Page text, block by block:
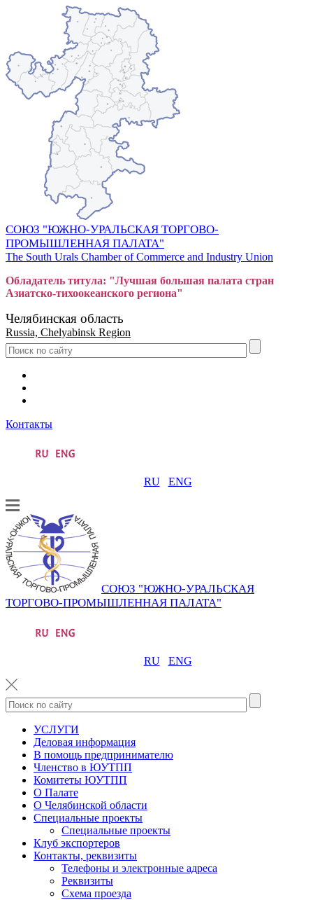
СОЮЗ "ЮЖНО-УРАЛЬСКАЯ ТОРГОВО-
ПРОМЫШЛЕННАЯ ПАЛАТА"
The South Urals Chamber of Commerce and Industry Union
Обладатель титула: "Лучшая большая палата стран
Азиатско-тихоокеанского региона"
Челябинская область
Russia, Chelyabinsk Region
Контакты
RU ENG
СОЮЗ "ЮЖНО-УРАЛЬСКАЯ
ТОРГОВО-ПРОМЫШЛЕННАЯ ПАЛАТА"
RU ENG
УСЛУГИ
Деловая информация
В помощь предпринимателю
Членство в ЮУТПП
Комитеты ЮУТПП
О Палате
О Челябинской области
Специальные проекты
Специальные проекты
Клуб экспортеров
Контакты, реквизиты
Телефоны и электронные адреса
Реквизиты
Схема проезда